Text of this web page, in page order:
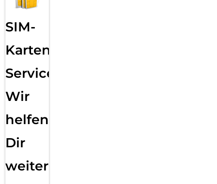
SIM-
Karten
Service:
Wir
helfen
Dir
weiter